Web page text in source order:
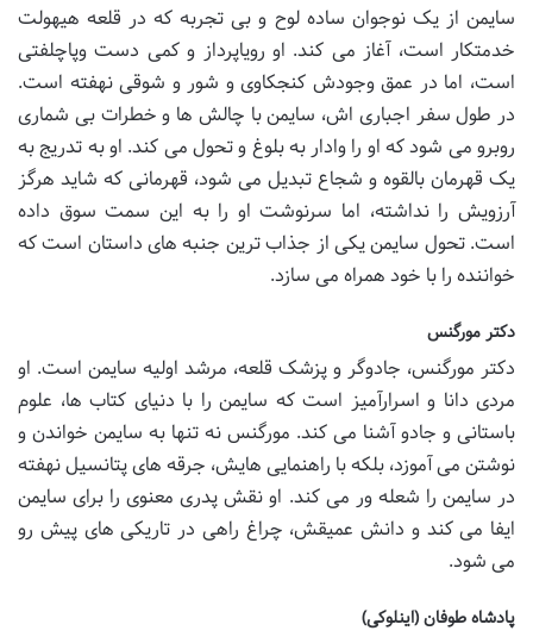
سایمن از یک نوجوان ساده لوح و بی تجربه که در قلعه هیهولت
خدمتکار است، آغاز می کند. او رویاپرداز و کمی دست وپاچلفتی
است، اما در عمق وجودش کنجکاوی و شور و شوقی نهفته است.
در طول سفر اجباری اش، سایمن با چالش ها و خطرات بی شماری
روبرو می شود که او را وادار به بلوغ و تحول می کند. او به تدریج به
یک قهرمان بالقوه و شجاع تبدیل می شود، قهرمانی که شاید هرگز
آرزویش را نداشته، اما سرنوشت او را به این سمت سوق داده
است. تحول سایمن یکی از جذاب ترین جنبه های داستان است که
خواننده را با خود همراه می سازد.
دکتر مورگنس
دکتر مورگنس، جادوگر و پزشک قلعه، مرشد اولیه سایمن است. او
مردی دانا و اسرارآمیز است که سایمن را با دنیای کتاب ها، علوم
باستانی و جادو آشنا می کند. مورگنس نه تنها به سایمن خواندن و
نوشتن می آموزد، بلکه با راهنمایی هایش، جرقه های پتانسیل نهفته
در سایمن را شعله ور می کند. او نقش پدری معنوی را برای سایمن
ایفا می کند و دانش عمیقش، چراغ راهی در تاریکی های پیش رو
می شود.
پادشاه طوفان (اینلوکی)